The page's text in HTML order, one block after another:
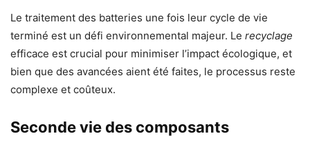
Le traitement des batteries une fois leur cycle de vie
terminé est un défi environnemental majeur. Le recyclage
efficace est crucial pour minimiser l’impact écologique, et
bien que des avancées aient été faites, le processus reste
complexe et coûteux.
Seconde vie des composants